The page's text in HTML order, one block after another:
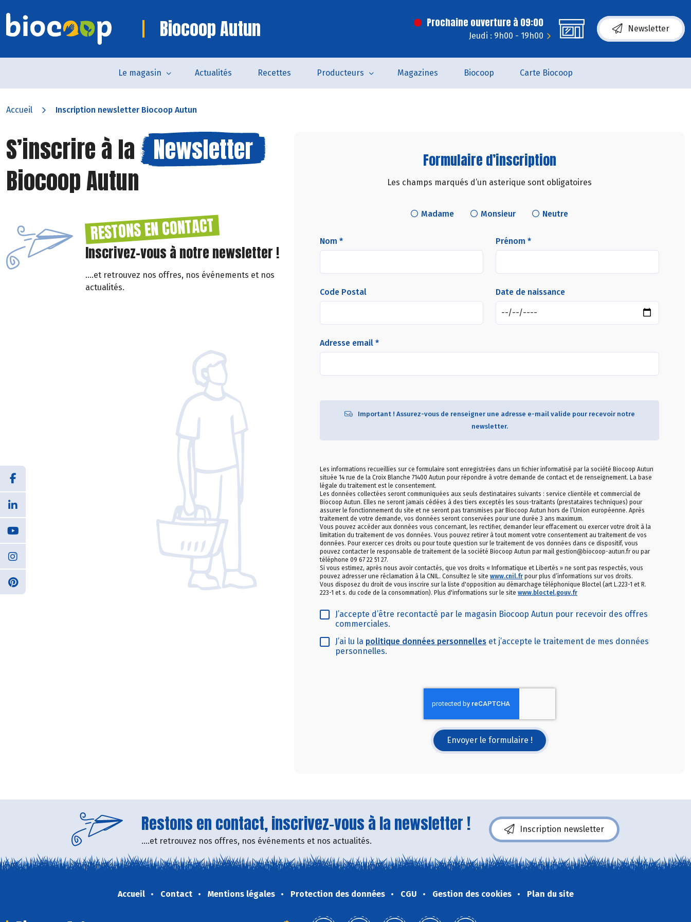
Biocoop Autun Prochaine ouverture à 09:00
Jeudi : 9h00 - 19h00
Newsletter
Le magasin Actualités Recettes Producteurs Magazines Biocoop Carte Biocoop
Accueil Inscription newsletter Biocoop Autun
S’inscrire à la Newsletter
Biocoop Autun
RESTONS EN CONTACT
Inscrivez-vous à notre newsletter !
....et retrouvez nos offres, nos événements et nos
actualités.
Formulaire d’inscription
Les champs marqués d’un asterique sont obligatoires
Madame Monsieur Neutre
Nom * Prénom *
Code Postal Date de naissance
Adresse email *
Important ! Assurez-vous de renseigner une adresse e-mail valide pour recevoir notre
newsletter.
Les informations recueillies sur ce formulaire sont enregistrées dans un fichier informatisé par la société Biocoop Autun
située 14 rue de la Croix Blanche 71400 Autun pour répondre à votre demande de contact et de renseignement. La base
légale du traitement est le consentement.
Les données collectées seront communiquées aux seuls destinataires suivants : service clientèle et commercial de
Biocoop Autun. Elles ne seront jamais cédées à des tiers exceptés les sous-traitants (prestataires techniques) pour
assurer le fonctionnement du site et ne seront pas transmises par Biocoop Autun hors de l’Union européenne. Après
traitement de votre demande, vos données seront conservées pour une durée 3 ans maximum.
Vous pouvez accéder aux données vous concernant, les rectifier, demander leur effacement ou exercer votre droit à la
limitation du traitement de vos données. Vous pouvez retirer à tout moment votre consentement au traitement de vos
données. Pour exercer ces droits ou pour toute question sur le traitement de vos données dans ce dispositif, vous
pouvez contacter le responsable de traitement de la société Biocoop Autun par mail gestion@biocoop-autun.fr ou par
téléphone 09 67 22 51 27.
Si vous estimez, après nous avoir contactés, que vos droits « Informatique et Libertés » ne sont pas respectés, vous
pouvez adresser une réclamation à la CNIL. Consultez le site www.cnil.fr pour plus d’informations sur vos droits.
Vous disposez du droit de vous inscrire sur la liste d'opposition au démarchage téléphonique Bloctel (art L.223-1 et R.
223-1 et s. du code de la consommation). Plus d'informations sur le site www.bloctel.gouv.fr
J’accepte d’être recontacté par le magasin Biocoop Autun pour recevoir des offres
commerciales.
J’ai lu la politique données personnelles et j’accepte le traitement de mes données
personnelles.
Envoyer le formulaire !
Restons en contact, inscrivez-vous à la newsletter !
....et retrouvez nos offres, nos événements et nos actualités.
Inscription newsletter
Accueil Contact Mentions légales Protection des données CGU Gestion des cookies Plan du site